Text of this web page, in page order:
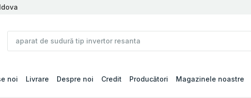
noi Livrare Despre noi Credit Producători Magazinele noastre